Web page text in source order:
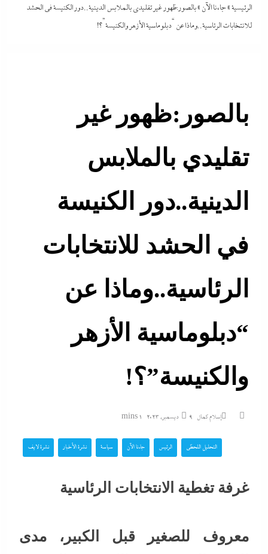
الرئيسية»جاءنا الآن »بالصور:ظهور غير تقليدي بالملابس الدينية..دور الكنيسة في الحشد
للانتخابات الرئاسية..وماذا عن “دبلوماسية الأزهر والكنيسة”؟!
بالصور:ظهور غير
تقليدي بالملابس
الدينية..دور الكنيسة
في الحشد للانتخابات
الرئاسية..وماذا عن
“دبلوماسية الأزهر
والكنيسة”؟!
إسلام كمال 9 ديسمبر، 2023 1 mins
التحليل اللحظي الرئيس جاءنا الآن سياسة نشرة الأخبار نشرة لايف
غرفة تغطية الانتخابات الرئاسية
معروف للصغير قبل الكبير، مدى